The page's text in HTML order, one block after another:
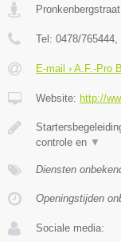
Tel: 0478/765444
E-mail › A.F.-Pro
Website: http://
controle en ▼
Diensten
Openingstijden
Sociale media: